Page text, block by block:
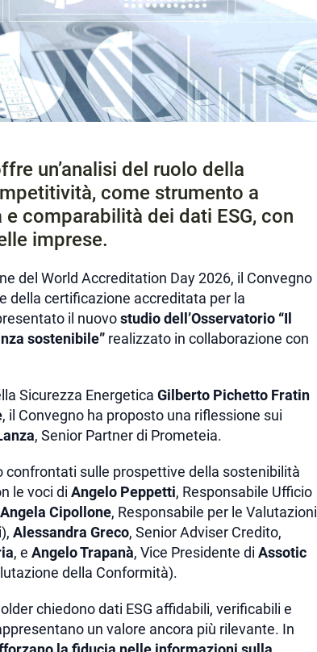
un’analisi del ruolo della
come strumento a
comparabilità dei dati ESG, con
imprese.
del World Accreditation Day 2026, il Convegno
della certificazione accreditata per la
il nuovostudio dell’Osservatorio “Il
sostenibile” realizzato in collaborazione con
Sicurezza Energetica Gilberto Pichetto Fratin
, il Convegno ha proposto una riflessione sui
, Senior Partner di Prometeia.
sulle prospettive della sostenibilità
le voci di Angelo Peppetti, Responsabile Ufficio
Angela Cipollone, Responsabile per le Valutazioni
Alessandra Greco, Senior Adviser Credito,
, e Angelo Trapanà, Vice Presidente di Assotic
della Conformità).
chiedono dati ESG affidabili, verificabili e
un valore ancora più rilevante. In